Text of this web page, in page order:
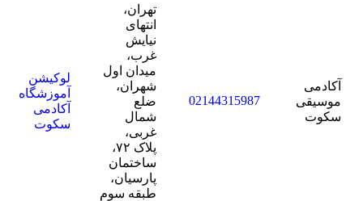
آکادمی
موسیقی
سکوت
02144315987
تهران،
انتهای
نیایش
غرب،
میدان اول
شهران،
ضلع
شمال
غربی،
پلاک ۷۲،
ساختمان
پارسیان،
طبقه سوم
لوکیشن
آموزشگاه
آکادمی
سکوت